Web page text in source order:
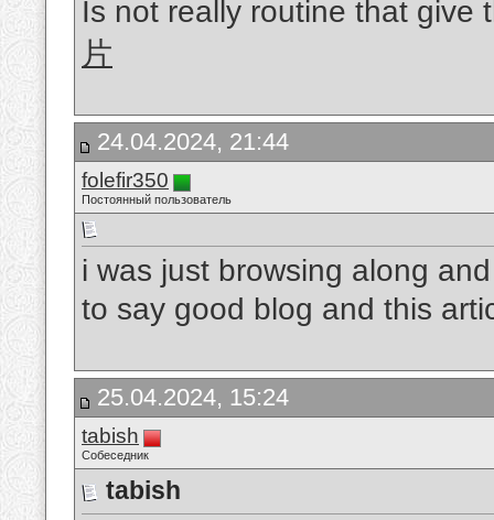
Is not really routine that
片
24.04.2024, 21:44
folefir350
Постоянный пользователь
i was just browsing along
to say good blog and this
25.04.2024, 15:24
tabish
Собеседник
tabish